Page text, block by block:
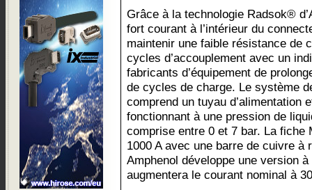
Grâce à la technologie Radsok®
fort courant à l’intérieur du
maintenir une faible résistance de
cycles d’accouplement avec un
fabricants d’équipement de
de cycles de charge. Le système
comprend un tuyau d’alimentation
fonctionnant à une pression de
comprise entre 0 et 7 bar. La fiche
1000 A avec une barre de cuivre à
Amphenol développe une version
augmentera le courant nominal à